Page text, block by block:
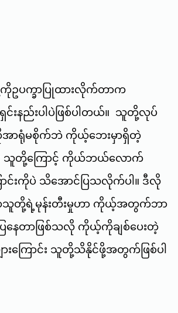
ဥပက္ခာပြုထားလိုက်တာက
င်းနည်းပါပဲဖြစ်ပါတယ်။ သူတို့လုပ်
အာရုံမစိုက်ဘဲ ကိုယ့်ဘေးမှာရှိတဲ့
သူတို့ကြောင့် ကိုယ်ဘယ်လောက်
ာင်းကိုပဲ သိအောင်ပြသလိုက်ပါ။ ဒီလို
သူတို့ရဲ့မုန်းတီးမှုဟာ ကိုယ့်အတွက်ဘာ
ြနေတာဖြစ်သလို ကိုယ့်ကိုချစ်ပေးတဲ့
ကြောင်း သူတို့သိနိုင်ဖို့အတွက်ဖြစ်ပါ